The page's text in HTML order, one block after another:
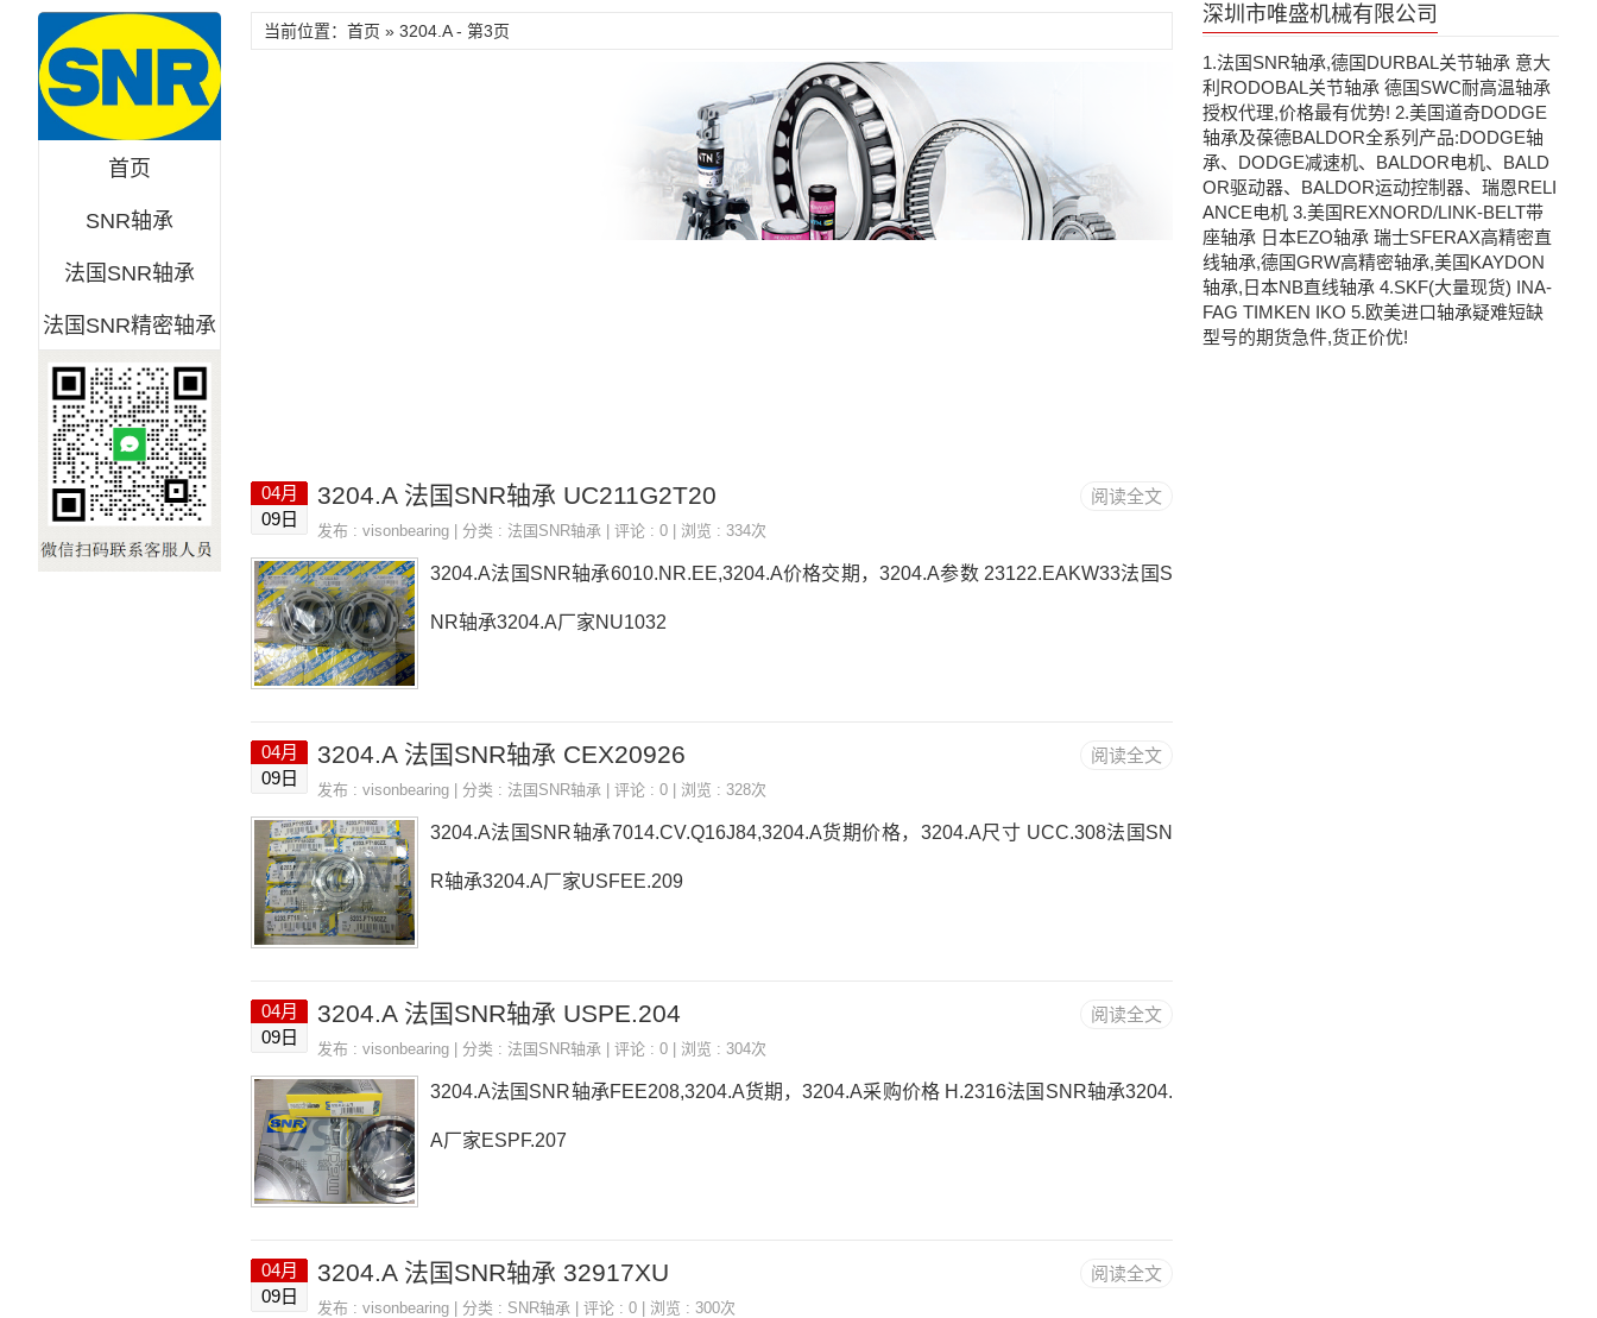
首页
SNR轴承
法国SNR轴承
法国SNR精密轴承
当前位置：首页 » 3204.A - 第3页
阅读全文
04月
09日
3204.A 法国SNR轴承 UC211G2T20
发布 : visonbearing | 分类 : 法国SNR轴承 | 评论 : 0 | 浏览 : 334次
3204.A法国SNR轴承6010.NR.EE,3204.A价格交期，3204.A参数 23122.EAKW33法国S
NR轴承3204.A厂家NU1032
阅读全文
04月
09日
3204.A 法国SNR轴承 CEX20926
发布 : visonbearing | 分类 : 法国SNR轴承 | 评论 : 0 | 浏览 : 328次
3204.A法国SNR轴承7014.CV.Q16J84,3204.A货期价格，3204.A尺寸 UCC.308法国SN
R轴承3204.A厂家USFEE.209
阅读全文
04月
09日
3204.A 法国SNR轴承 USPE.204
发布 : visonbearing | 分类 : 法国SNR轴承 | 评论 : 0 | 浏览 : 304次
3204.A法国SNR轴承FEE208,3204.A货期，3204.A采购价格 H.2316法国SNR轴承3204.
A厂家ESPF.207
阅读全文
04月
09日
3204.A 法国SNR轴承 32917XU
发布 : visonbearing | 分类 : SNR轴承 | 评论 : 0 | 浏览 : 300次
深圳市唯盛机械有限公司
1.法国SNR轴承,德国DURBAL关节轴承 意大
利RODOBAL关节轴承 德国SWC耐高温轴承
授权代理,价格最有优势! 2.美国道奇DODGE
轴承及葆德BALDOR全系列产品:DODGE轴
承、DODGE减速机、BALDOR电机、BALD
OR驱动器、BALDOR运动控制器、瑞恩RELI
ANCE电机 3.美国REXNORD/LINK-BELT带
座轴承 日本EZO轴承 瑞士SFERAX高精密直
线轴承,德国GRW高精密轴承,美国KAYDON
轴承,日本NB直线轴承 4.SKF(大量现货) INA-
FAG TIMKEN IKO 5.欧美进口轴承疑难短缺
型号的期货急件,货正价优!